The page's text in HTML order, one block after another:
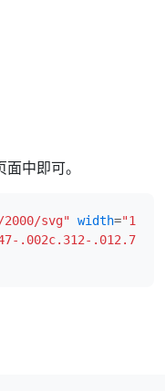
中即可。
svg" width="16"
.002c.312-